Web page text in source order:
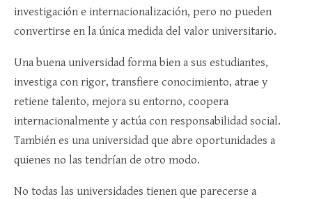
investigación e internacionalización, pero no pueden
convertirse en la única medida del valor universitario.
Una buena universidad forma bien a sus estudiantes,
investiga con rigor, transfiere conocimiento, atrae y
retiene talento, mejora su entorno, coopera
internacionalmente y actúa con responsabilidad social.
También es una universidad que abre oportunidades a
quienes no las tendrían de otro modo.
No todas las universidades tienen que parecerse a